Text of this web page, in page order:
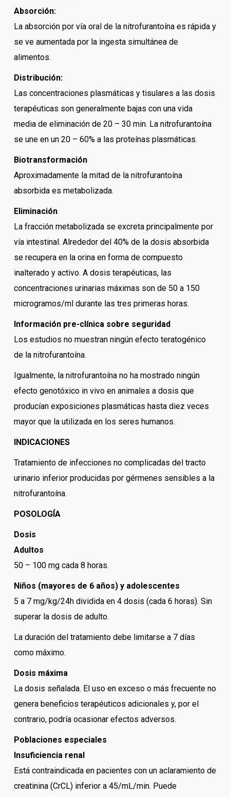
Absorción:
La absorción por vía oral de la nitrofurantoína es rápida y
se ve aumentada por la ingesta simultánea de
alimentos.
Distribución:
Las concentraciones plasmáticas y tisulares a las dosis
terapéuticas son generalmente bajas con una vida
media de eliminación de 20 – 30 min. La nitrofurantoína
se une en un 20 – 60% a las proteínas plasmáticas.
Biotransformación
Aproximadamente la mitad de la nitrofurantoína
absorbida es metabolizada.
Eliminación
La fracción metabolizada se excreta principalmente por
vía intestinal. Alrededor del 40% de la dosis absorbida
se recupera en la orina en forma de compuesto
inalterado y activo. A dosis terapéuticas, las
concentraciones urinarias máximas son de 50 a 150
microgramos/ml durante las tres primeras horas.
Información pre-clínica sobre seguridad
Los estudios no muestran ningún efecto teratogénico
de la nitrofurantoína.
Igualmente, la nitrofurantoína no ha mostrado ningún
efecto genotóxico in vivo en animales a dosis que
producían exposiciones plasmáticas hasta diez veces
mayor que la utilizada en los seres humanos.
INDICACIONES
Tratamiento de infecciones no complicadas del tracto
urinario inferior producidas por gérmenes sensibles a la
nitrofurantoína.
POSOLOGÍA
Dosis
Adultos
50 – 100 mg cada 8 horas.
Niños (mayores de 6 años) y adolescentes
5 a 7 mg/kg/24h dividida en 4 dosis (cada 6 horas). Sin
superar la dosis de adulto.
La duración del tratamiento debe limitarse a 7 días
como máximo.
Dosis máxima
La dosis señalada. El uso en exceso o más frecuente no
genera beneficios terapéuticos adicionales y, por el
contrario, podría ocasionar efectos adversos.
Poblaciones especiales
Insuficiencia renal
Está contraindicada en pacientes con un aclaramiento de
creatinina (CrCL) inferior a 45/mL/min. Puede